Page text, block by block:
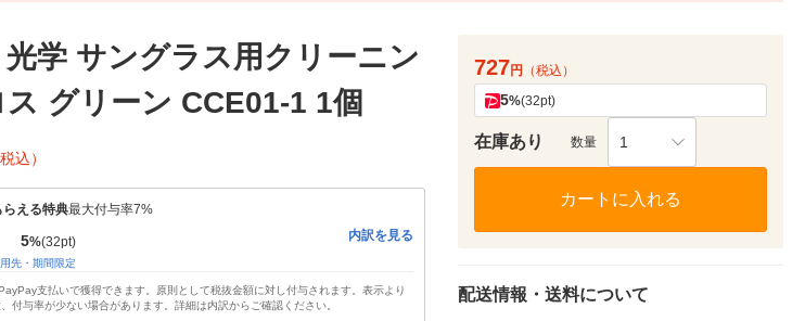
学 サングラス用クリーニン
グリーン CCE01-1 1個
税込）
らえる特典最大付与率7%
5%(32pt)
先・期間限定
内訳を見る
支払いで獲得できます。原則として税抜金額に対し付与されます。表示より
付与率が少ない場合があります。詳細は内訳からご確認ください。
727円 （税込）
5%(32pt)
在庫あり 数量 1
カートに入れる
配送情報・送料について